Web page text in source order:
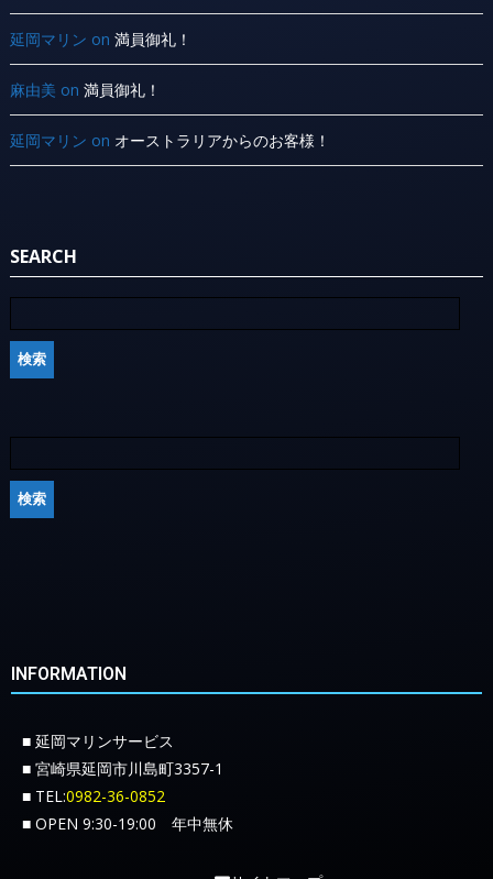
延岡マリン on 満員御礼！
麻由美 on 満員御礼！
延岡マリン on オーストラリアからのお客様！
SEARCH
INFORMATION
■ 延岡マリンサービス
■ 宮崎県延岡市川島町3357-1
■ TEL:0982-36-0852
■ OPEN 9:30-19:00 年中無休